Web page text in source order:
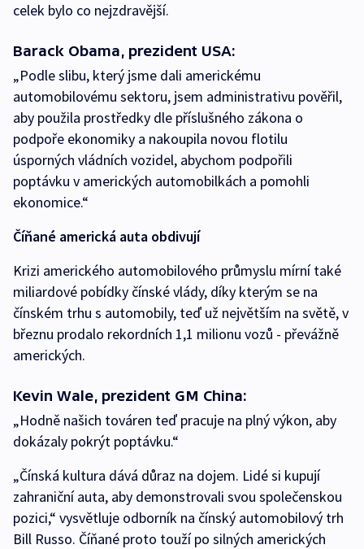
celek bylo co nejzdravější.
Barack Obama, prezident USA:
„Podle slibu, který jsme dali americkému
automobilovému sektoru, jsem administrativu pověřil,
aby použila prostředky dle příslušného zákona o
podpoře ekonomiky a nakoupila novou flotilu
úsporných vládních vozidel, abychom podpořili
poptávku v amerických automobilkách a pomohli
ekonomice.“
Číňané americká auta obdivují
Krizi amerického automobilového průmyslu mírní také
miliardové pobídky čínské vlády, díky kterým se na
čínském trhu s automobily, teď už největším na světě, v
březnu prodalo rekordních 1,1 milionu vozů - převážně
amerických.
Kevin Wale, prezident GM China:
„Hodně našich továren teď pracuje na plný výkon, aby
dokázaly pokrýt poptávku.“
„Čínská kultura dává důraz na dojem. Lidé si kupují
zahraniční auta, aby demonstrovali svou společenskou
pozici,“ vysvětluje odborník na čínský automobilový trh
Bill Russo. Číňané proto touží po silných amerických